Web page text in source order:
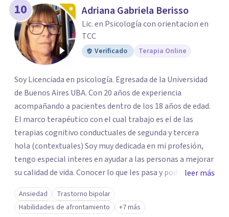
10 Adriana Gabriela Berisso
Lic. en Psicología con orientacion en
TCC
Verificado Terapia Online
Soy Licenciada en psicología. Egresada de la Universidad
de Buenos Aires UBA. Con 20 años de experiencia
acompañando a pacientes dentro de los 18 años de edad.
El marco terapéutico con el cual trabajo es el de las
terapias cognitivo conductuales de segunda y tercera
hola (contextuales) Soy muy dedicada en mi profesión,
tengo especial interes en ayudar a las personas a mejorar
su calidad de vida. Conocer lo que les pasa y poder trabajar
en ello brindando las herramientas necesarias. Hay
momentos en la vida por los cuales atravezamos por
estados de ansiedad, depresión o estrés, es alli donde no
leer más
Ansiedad
Trastorno bipolar
Habilidades de afrontamiento
+7 más